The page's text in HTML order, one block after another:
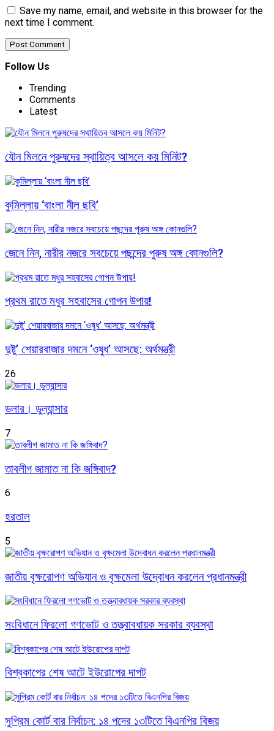
Save my name, email, and website in this browser for the
next time I comment.
Follow Us
Trending
Comments
Latest
যৌন মিলনে পুরুষদের স্থায়িত্ব আসলে কয় মিনিট?
কুমিল্লায় ‘বাংলা নীল ছবি’
জেনে নিন, নারীর নজরে সবচেয়ে পছন্দের পুরুষ অঙ্গ কোনগুলি?
প্রথম রাতে মধুর সহবাসের গোপন উপায়!
দুষ্টু’ শেয়ারবাজার দমনে ‘ওষুধ’ আসছে: অর্থমন্ত্রী
26
ডলার। ডুল্যান্সার
7
তাবলীগ জামাত না কি জঙ্গিবাদ?
6
হরতাল
5
জাতীয় বৃক্ষরোপণ অভিযান ও বৃক্ষমেলা উদ্বোধন করলেন প্রধানমন্ত্রী
সংবিধানে ফিরলো গণভোট ও তত্ত্বাবধায়ক সরকার ব্যবস্থা
বিশ্বকাপের শেষ আটে ইউরোপের দাপট
সুপ্রিম কোর্ট বার নির্বাচন: ১৪ পদের ১৩টিতে বিএনপির বিজয়